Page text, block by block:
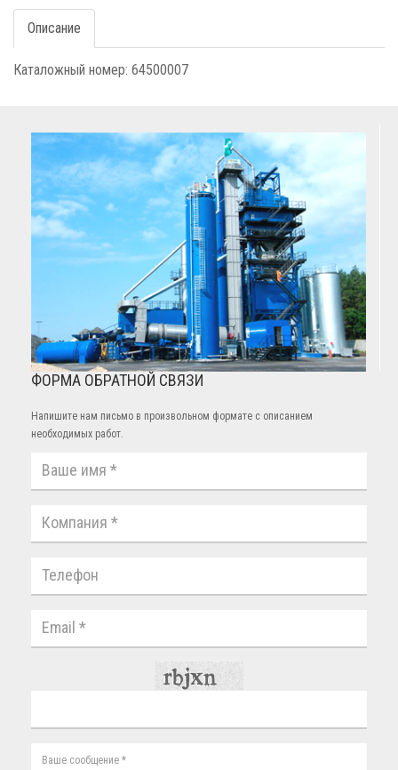
Описание
Каталожный номер: 64500007
ФОРМА ОБРАТНОЙ СВЯЗИ
Напишите нам письмо в произвольном формате с описанием
необходимых работ.